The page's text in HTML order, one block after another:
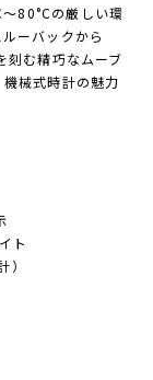
80°Cの厳しい環
ーバックから
刻む精巧なムーブ
械式時計の魅力
ト